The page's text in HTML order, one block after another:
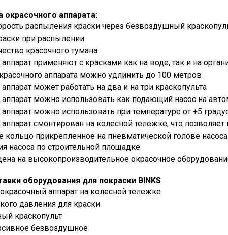
аппарата:
распыления краски через безвоздушный
при распылении
красочного тумана
применяют с красками как на воде, так и на
аппарата можно удлинить до 100 метров
может работать на два и на три краскопульта
можно использовать как подающий насос на
можно использовать при температуре от +5
смонтирован на колесной тележке, что
кольцо прикрепленное на пневматической голове
насоса по строительной площадке
на высокопроизводительное окрасочное
оборудования для покраски BINKS
аппарат на колесной тележке
давления для краски
краскопульт
безвоздушное